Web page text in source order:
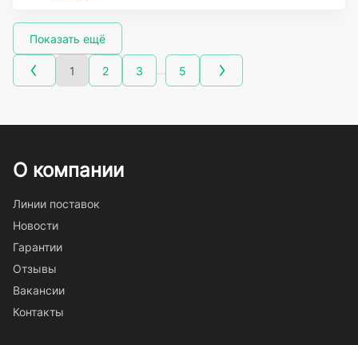
Показать ещё
1 2 3 … 5
О компании
Линии поставок
Новости
Гарантии
Отзывы
Вакансии
Контакты